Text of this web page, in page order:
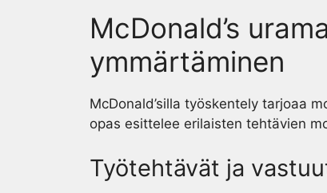
McDonald’s
ymmärtäminen
McDonald’silla työskentely tarjoaa
opas esittelee erilaisten tehtävien
Työtehtävät ja